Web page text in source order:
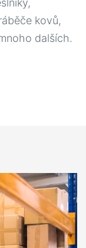
kovů,
dalších.